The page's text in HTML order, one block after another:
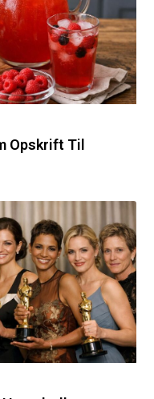
Opskrift Til